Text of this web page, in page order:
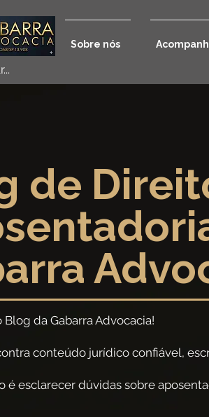
Sobre nós
de
da Gabarra Advocacia!
conteúdo jurídico confiável,
é esclarecer dúvidas sobre